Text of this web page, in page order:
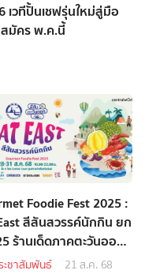
เวทีปั้นเชฟรุ่นใหม่สู่มือ
มัคร พ.ค.นี้
Foodie Fest 2025 :
สีสันสวรรค์นักกิน ยก
ร้านเด็ดภาคตะวันออก
ฟกลางกรุงฯ
ะชาสัมพันธ์ 21 ส.ค. 68